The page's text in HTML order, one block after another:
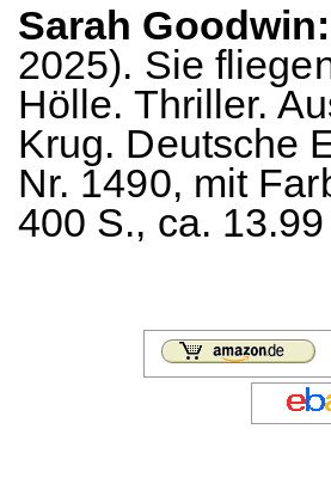
Sarah
2025). Sie
Hölle. Thriller.
Krug. Deutsche
Nr. 1490, mit
400 S., ca.